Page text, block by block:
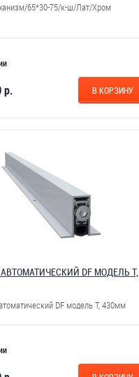
65*30-75/к-ш/Лат/Хром
р. В КОРЗИНУ
DF МОДЕЛЬ Т,
DF модель Т, 430мм